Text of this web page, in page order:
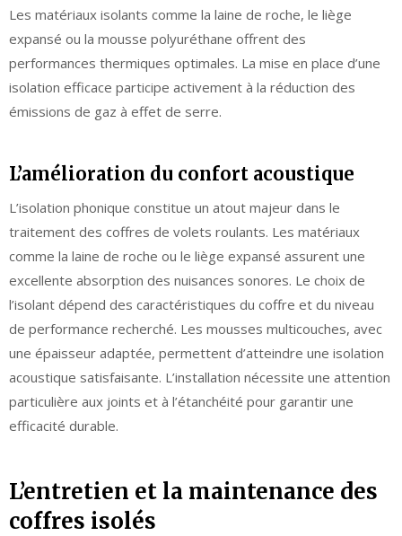
Les matériaux isolants comme la laine de roche, le liège
expansé ou la mousse polyuréthane offrent des
performances thermiques optimales. La mise en place d’une
isolation efficace participe activement à la réduction des
émissions de gaz à effet de serre.
L’amélioration du confort acoustique
L’isolation phonique constitue un atout majeur dans le
traitement des coffres de volets roulants. Les matériaux
comme la laine de roche ou le liège expansé assurent une
excellente absorption des nuisances sonores. Le choix de
l’isolant dépend des caractéristiques du coffre et du niveau
de performance recherché. Les mousses multicouches, avec
une épaisseur adaptée, permettent d’atteindre une isolation
acoustique satisfaisante. L’installation nécessite une attention
particulière aux joints et à l’étanchéité pour garantir une
efficacité durable.
L’entretien et la maintenance des
coffres isolés